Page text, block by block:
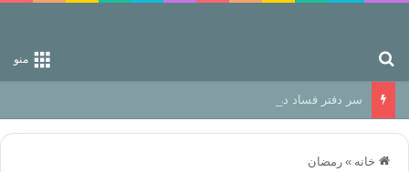
منو
سر دفتر فساد در زمین‌، دوری وکناره‌گیری از راه خداست‌!
خانه » رمضان